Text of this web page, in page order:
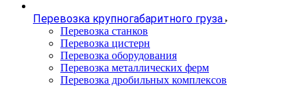
Перевозка крупногабаритного груза
Перевозка станков
Перевозка цистерн
Перевозка оборудования
Перевозка металлических ферм
Перевозка дробильных комплексов